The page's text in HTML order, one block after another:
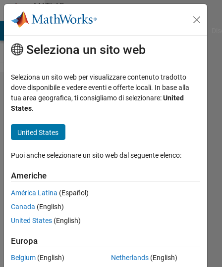
Vai al contenutoMATLAB
Answers
State
Flow
time
Ajay krishna
20 Lug
2020
1
20 Giu
Seleziona un sito web
Seleziona un sito web per visualizzare contenuto tradotto
dove disponibile e vedere eventi e offerte locali. In base alla
tua area geografica, ti consigliamo di selezionare:United
States.
United States
Puoi anche selezionare un sito web dal seguente elenco:
Americhe
América Latina (Español)
Canada (English)
United States (English)
Europa
Belgium (English)
Netherlands(English)